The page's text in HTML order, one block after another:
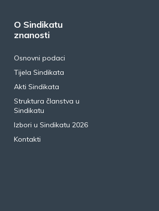
O Sindikatu
znanosti
Osnovni podaci
Tijela Sindikata
Akti Sindikata
Struktura članstva u
Sindikatu
Izbori u Sindikatu 2026
Kontakti